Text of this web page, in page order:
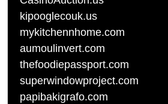
kipooglecouk.us
mykitchennhome.com
aumoulinvert.com
thefoodiepassport.com
superwindowproject.com
papibakigrafo.com